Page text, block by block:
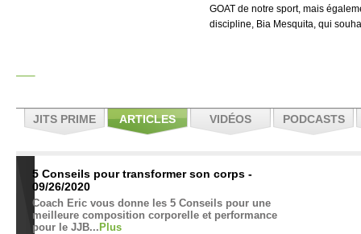
GOAT de notre sport, mais
discipline, Bia Mesquita, qui
JITS PRIME ARTICLES VIDÉOS PODCASTS
5 Conseils pour transformer son corps -
09/26/2020
Coach Eric vous donne les 5 Conseils pour une
meilleure composition corporelle et performance
pour le JJB... Plus